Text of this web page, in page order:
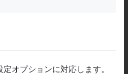
定オプションに対応します。